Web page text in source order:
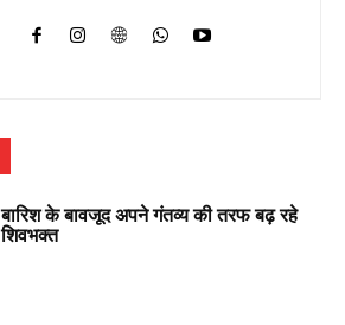
बारिश के बावजूद अपने गंतव्य की तरफ बढ़ रहे
शिवभक्त